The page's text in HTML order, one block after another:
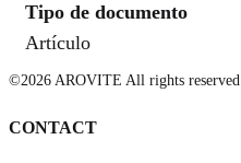
Tipo de documento
Artículo
©2026 AROVITE All rights reserved
CONTACT